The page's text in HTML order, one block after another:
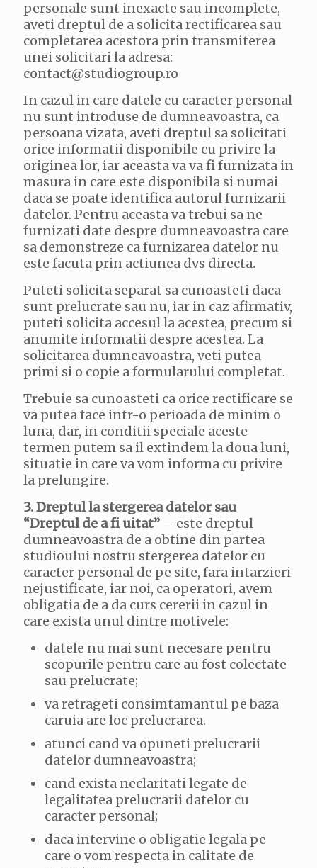
personale sunt inexacte sau incomplete,
aveti dreptul de a solicita rectificarea sau
completarea acestora prin transmiterea
unei solicitari la adresa:
contact@studiogroup.ro
In cazul in care datele cu caracter personal
nu sunt introduse de dumneavoastra, ca
persoana vizata, aveti dreptul sa solicitati
orice informatii disponibile cu privire la
originea lor, iar aceasta va va fi furnizata in
masura in care este disponibila si numai
daca se poate identifica autorul furnizarii
datelor. Pentru aceasta va trebui sa ne
furnizati date despre dumneavoastra care
sa demonstreze ca furnizarea datelor nu
este facuta prin actiunea dvs directa.
Puteti solicita separat sa cunoasteti daca
sunt prelucrate sau nu, iar in caz afirmativ,
puteti solicita accesul la acestea, precum si
anumite informatii despre acestea. La
solicitarea dumneavoastra, veti putea
primi si o copie a formularului completat.
Trebuie sa cunoasteti ca orice rectificare se
va putea face intr-o perioada de minim o
luna, dar, in conditii speciale aceste
termen putem sa il extindem la doua luni,
situatie in care va vom informa cu privire
la prelungire.
3. Dreptul la stergerea datelor sau
“Dreptul de a fi uitat” – este dreptul
dumneavoastra de a obtine din partea
studioului nostru stergerea datelor cu
caracter personal de pe site, fara intarzieri
nejustificate, iar noi, ca operatori, avem
obligatia de a da curs cererii in cazul in
care exista unul dintre motivele:
datele nu mai sunt necesare pentru
scopurile pentru care au fost colectate
sau prelucrate;
va retrageti consimtamantul pe baza
caruia are loc prelucrarea.
atunci cand va opuneti prelucrarii
datelor dumneavoastra;
cand exista neclaritati legate de
legalitatea prelucrarii datelor cu
caracter personal;
daca intervine o obligatie legala pe
care o vom respecta in calitate de